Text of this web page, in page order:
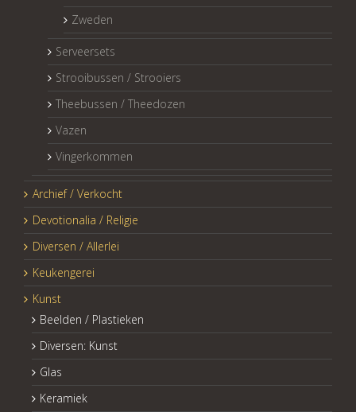
Zweden
Serveersets
Strooibussen / Strooiers
Theebussen / Theedozen
Vazen
Vingerkommen
Archief / Verkocht
Devotionalia / Religie
Diversen / Allerlei
Keukengerei
Kunst
Beelden / Plastieken
Diversen: Kunst
Glas
Keramiek